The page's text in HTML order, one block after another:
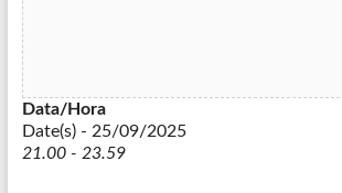
Data/Hora
Date(s) - 25/09/2025
21.00 - 23.59